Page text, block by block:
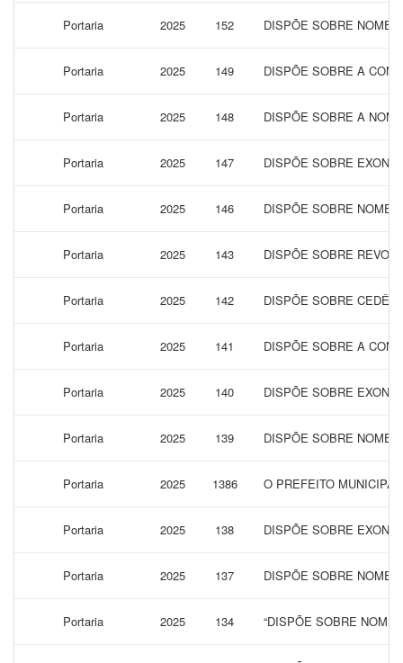
Portaria 2025 152 DISPÕE SOBRE
Portaria 2025 149 DISPÕE SOBRE A
Portaria 2025 148 DISPÕE SOBRE A
Portaria 2025 147 DISPÕE SOBRE
Portaria 2025 146 DISPÕE SOBRE
Portaria 2025 143 DISPÕE SOBRE
Portaria 2025 142 DISPÕE SOBRE
Portaria 2025 141 DISPÕE SOBRE A
Portaria 2025 140 DISPÕE SOBRE
Portaria 2025 139 DISPÕE SOBRE
Portaria 2025 1386 O PREFEITO
Portaria 2025 138 DISPÕE SOBRE
Portaria 2025 137 DISPÕE SOBRE
Portaria 2025 134 “DISPÕE SOBRE